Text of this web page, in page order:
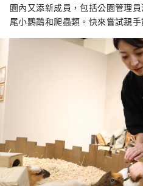
園內又添新成員，包括公園管理
尾小鸚鵡和爬蟲類。快來嘗試親手